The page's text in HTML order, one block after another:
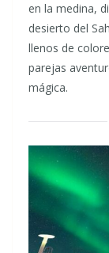
en la medina,
desierto del
llenos de
parejas
mágica.